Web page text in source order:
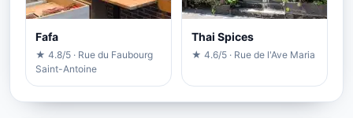
Fafa
★ 4.8/5 · Rue du Faubourg
Saint-Antoine
Thai Spices
★ 4.6/5 · Rue de l'Ave Maria